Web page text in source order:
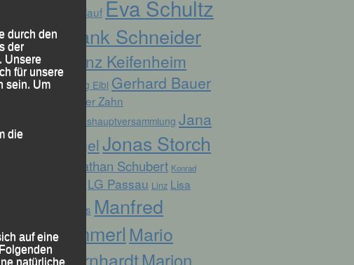
Domlauf Eva Schultz
Frank Schneider
Franz Keifenheim
Georg Eibl Gerhard Bauer
Günter Zahn
Jahreshauptversammlung Jana
Vogel Jonas Storch
Jonathan Schubert Konrad
LG Passau Linz Lisa
Fuchs Manfred
Ammerl Mario
BernhardtMarion
durch den
der
Unsere
für unsere
sein. Um
die
auf eine
natürliche